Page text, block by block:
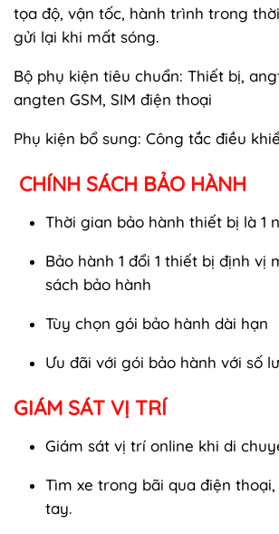
tọa độ, vận tốc, hành trình trong
gửi lại khi mất sóng.
Bộ phụ kiện tiêu chuẩn: Thiết bị,
angten GSM, SIM điện thoại
Phụ kiện bổ sung: Công tắc điều
CHÍNH SÁCH BẢO HÀNH
Thời gian bảo hành thiết bị là 1
Bảo hành 1 đổi 1 thiết bị định vị
sách bảo hành
Tùy chọn gói bảo hành dài hạn
Ưu đãi với gói bảo hành với số
GIÁM SÁT VỊ TRÍ
Giám sát vị trí online khi di
Tìm xe trong bãi qua điện
tay.